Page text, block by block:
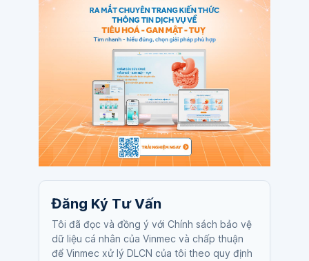
Đăng Ký Tư Vấn
Tôi đã đọc và đồng ý với Chính sách bảo vệ
dữ liệu cá nhân của Vinmec và chấp thuận
để Vinmec xử lý DLCN của tôi theo quy định